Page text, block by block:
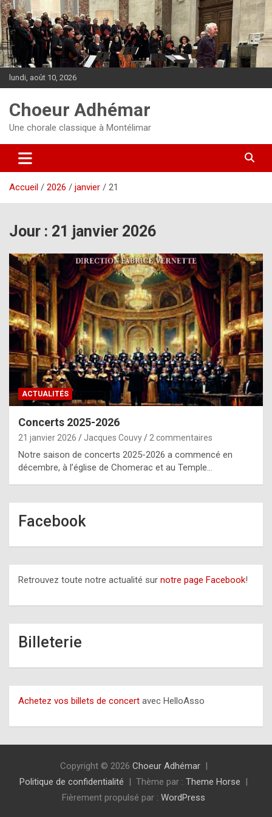
Aller
au
contenu
lundi, août 10, 2026
Choeur Adhémar
Une chorale classique à Montélimar
Accueil 2026 janvier 21
Jour : 21 janvier 2026
ACTUALITÉS
Concerts 2025-2026
21 janvier 2026 Jacques Couvy 2 commentaires
Notre saison de concerts 2025-2026 a commencé en
décembre, à l’église de Chomerac et au Temple…
Facebook
Retrouvez toute notre actualité sur notre page Facebook!
Billeterie
Achetez vos billets de concert avec HelloAsso
Copyright © 2026 Choeur Adhémar
Politique de confidentialité
Thème par : Theme Horse
Fièrement propulsé par : WordPress